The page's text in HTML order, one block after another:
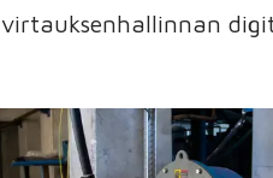
virtauksenhallinnan